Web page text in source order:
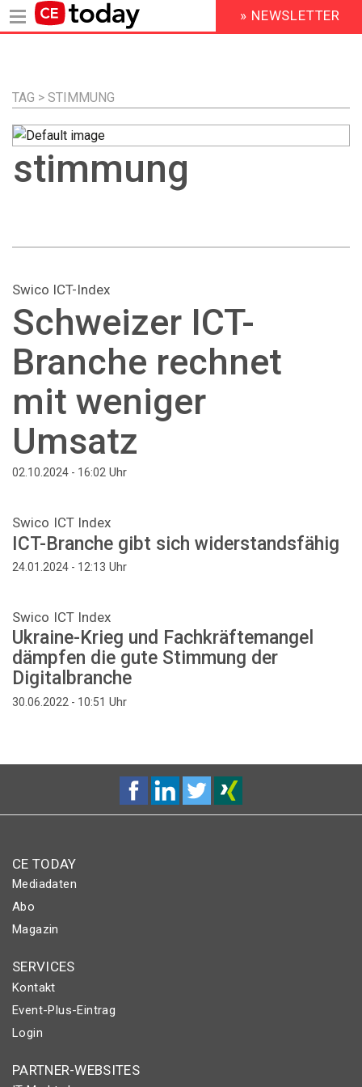
Inhalt
HEADER
MENU
» NEWSLETTER
TAG > STIMMUNG
stimmung
Swico ICT-Index
Schweizer ICT-
Branche rechnet
mit weniger
Umsatz
02.10.2024 - 16:02 Uhr
Swico ICT Index
ICT-Branche gibt sich widerstandsfähig
24.01.2024 - 12:13 Uhr
Swico ICT Index
Ukraine-Krieg und Fachkräftemangel
dämpfen die gute Stimmung der
Digitalbranche
30.06.2022 - 10:51 Uhr
CE TODAY
Mediadaten
Abo
Magazin
SERVICES
Kontakt
Event-Plus-Eintrag
Login
PARTNER-WEBSITES